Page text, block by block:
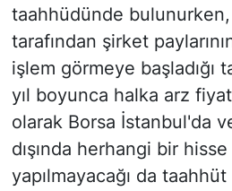
taahhüdünde
tarafından şirket
işlem görmeye başladığı
yıl boyunca halka arz
olarak Borsa İstanbul'da
dışında herhangi bir hisse
yapılmayacağı da